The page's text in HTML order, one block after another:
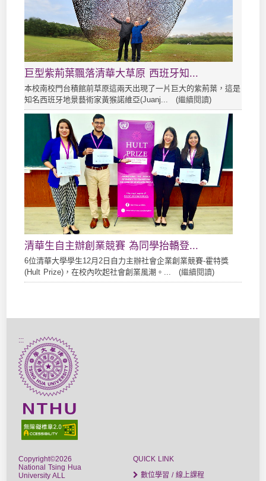
巨型紫荊葉飄落清華大草原 西班牙知...
本校南校門台積館前草原這兩天出現了一片巨大的紫荊葉，這是
知名西班牙地景藝術家黃猴諾維亞(Juanj... (繼續閱讀)
清華生自主辦創業競賽 為同學抬轎登...
6位清華大學學生12月2日自力主辦社會企業創業競賽-霍特獎
(Hult Prize)，在校內吹起社會創業風潮。... (繼續閱讀)
:::
Copyright©2026
National Tsing Hua
University ALL
QUICK LINK
數位學習 / 線上課程